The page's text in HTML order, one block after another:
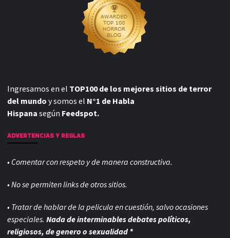
Ingresamos en el TOP100 de los mejores sitios de terror
del mundo y somos el N°1 de Habla
Hispana según Feedspot.
ADVERTENCIAS Y REGLAS
• Comentar con respeto y de manera constructiva.
• No se permiten links de otros sitios.
• Tratar de hablar de la pelicula en cuestión, salvo ocasiones
especiales. Nada de interminables debates políticos,
religiosos, de genero o sexualidad *